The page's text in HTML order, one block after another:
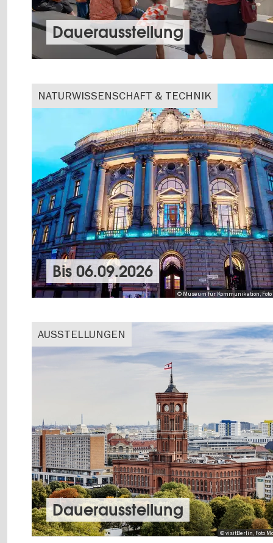
Dauer­aus­stel­lung
NATURWISSENSCHAFT & TECHNIK
© Museum für Kommunikation,
Bis 06.09.2026
AUSSTELLUNGEN
© visitBerlin, Foto
Dauer­aus­stel­lung